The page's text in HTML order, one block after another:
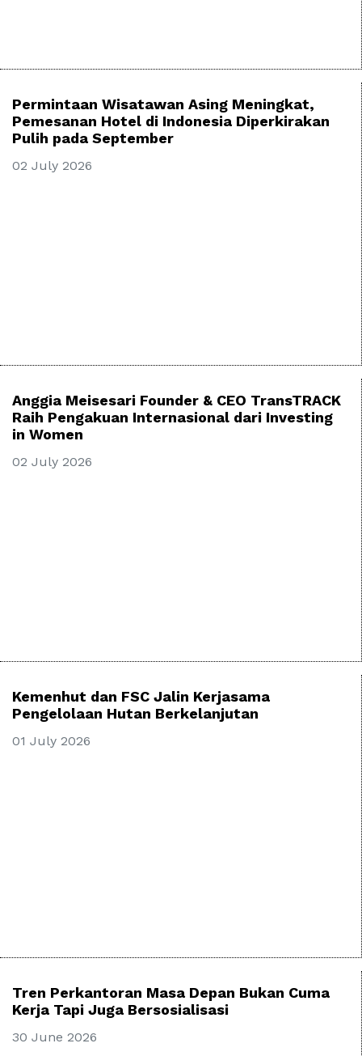
Permintaan Wisatawan Asing Meningkat,
Pemesanan Hotel di Indonesia Diperkirakan
Pulih pada September
02 July 2026
Anggia Meisesari Founder & CEO TransTRACK
Raih Pengakuan Internasional dari Investing
in Women
02 July 2026
Kemenhut dan FSC Jalin Kerjasama
Pengelolaan Hutan Berkelanjutan
01 July 2026
Tren Perkantoran Masa Depan Bukan Cuma
Kerja Tapi Juga Bersosialisasi
30 June 2026